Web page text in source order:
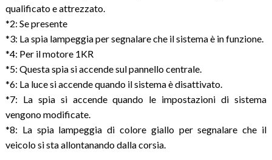
qualificato e attrezzato.
*2: Se presente
*3: La spia lampeggia per segnalare che il sistema è in funzione.
*4: Per il motore 1KR
*5: Questa spia si accende sul pannello centrale.
*6: La luce si accende quando il sistema è disattivato.
*7: La spia si accende quando le impostazioni di sistema
vengono modificate.
*8: La spia lampeggia di colore giallo per segnalare che il
veicolo si sta allontanando dalla corsia.